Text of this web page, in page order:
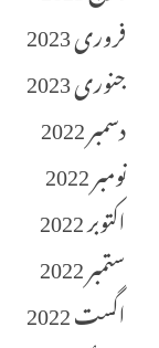
فروری 2023
جنوری 2023
دسمبر 2022
نومبر 2022
اکتوبر 2022
ستمبر 2022
اگست 2022